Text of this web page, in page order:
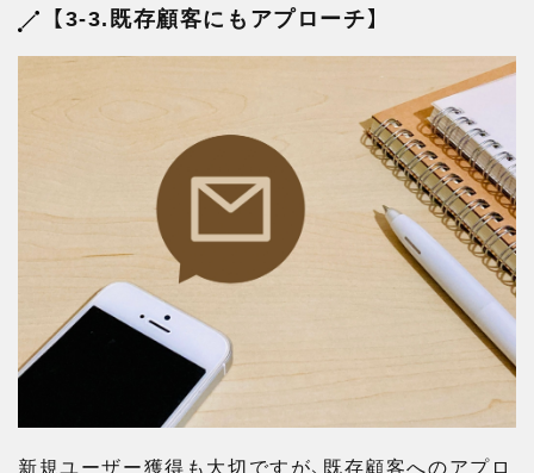
【3-3.既存顧客にもアプローチ】
新規ユーザー獲得も大切ですが、既存顧客へのアプロ